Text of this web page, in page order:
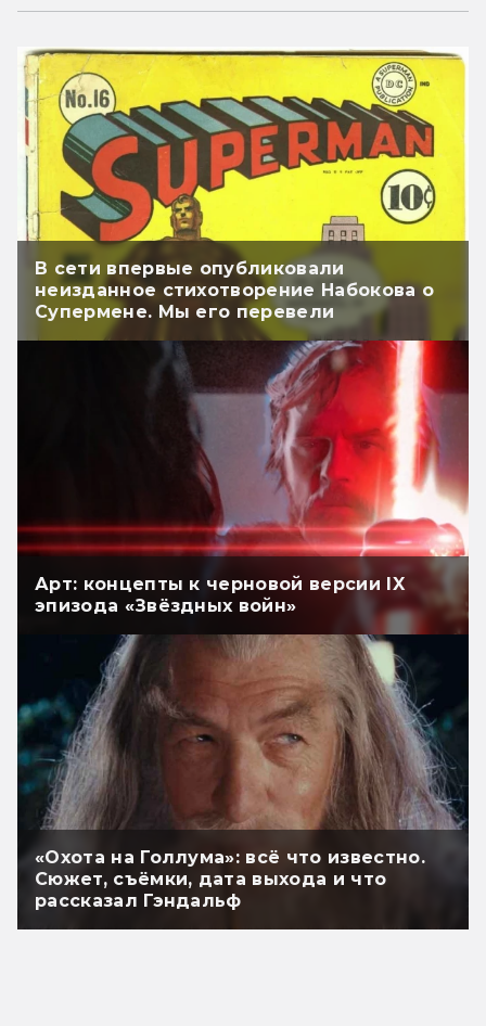
В сети впервые опубликовали
неизданное стихотворение Набокова о
Супермене. Мы его перевели
Арт: концепты к черновой версии IX
эпизода «Звёздных войн»
«Охота на Голлума»: всё что известно.
Сюжет, съёмки, дата выхода и что
рассказал Гэндальф